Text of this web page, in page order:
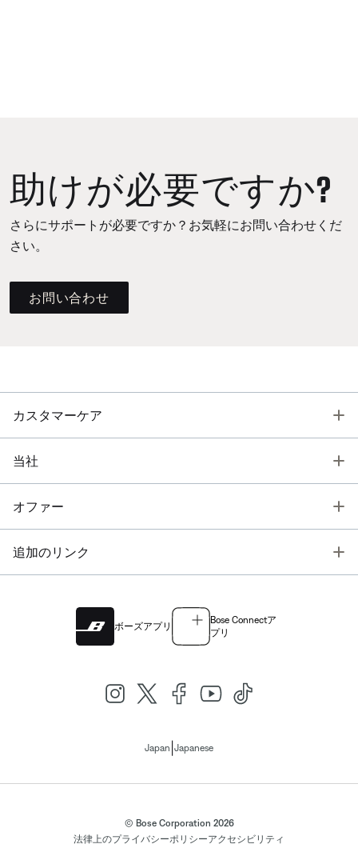
助けが必要ですか?
さらにサポートが必要ですか？お気軽にお問い合わせくだ
さい。
お問い合わせ
カスタマーケア
当社
オファー
追加のリンク
ボーズアプリ
Bose Connectア
プリ
Japan Japanese
© Bose Corporation 2026
法律上のプライバシーポリシーアクセシビリティ